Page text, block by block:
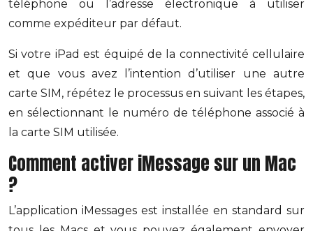
téléphone ou l’adresse électronique à utiliser
comme expéditeur par défaut.
Si votre iPad est équipé de la connectivité cellulaire
et que vous avez l’intention d’utiliser une autre
carte SIM, répétez le processus en suivant les étapes,
en sélectionnant le numéro de téléphone associé à
la carte SIM utilisée.
Comment activer iMessage sur un Mac
?
L’application iMessages est installée en standard sur